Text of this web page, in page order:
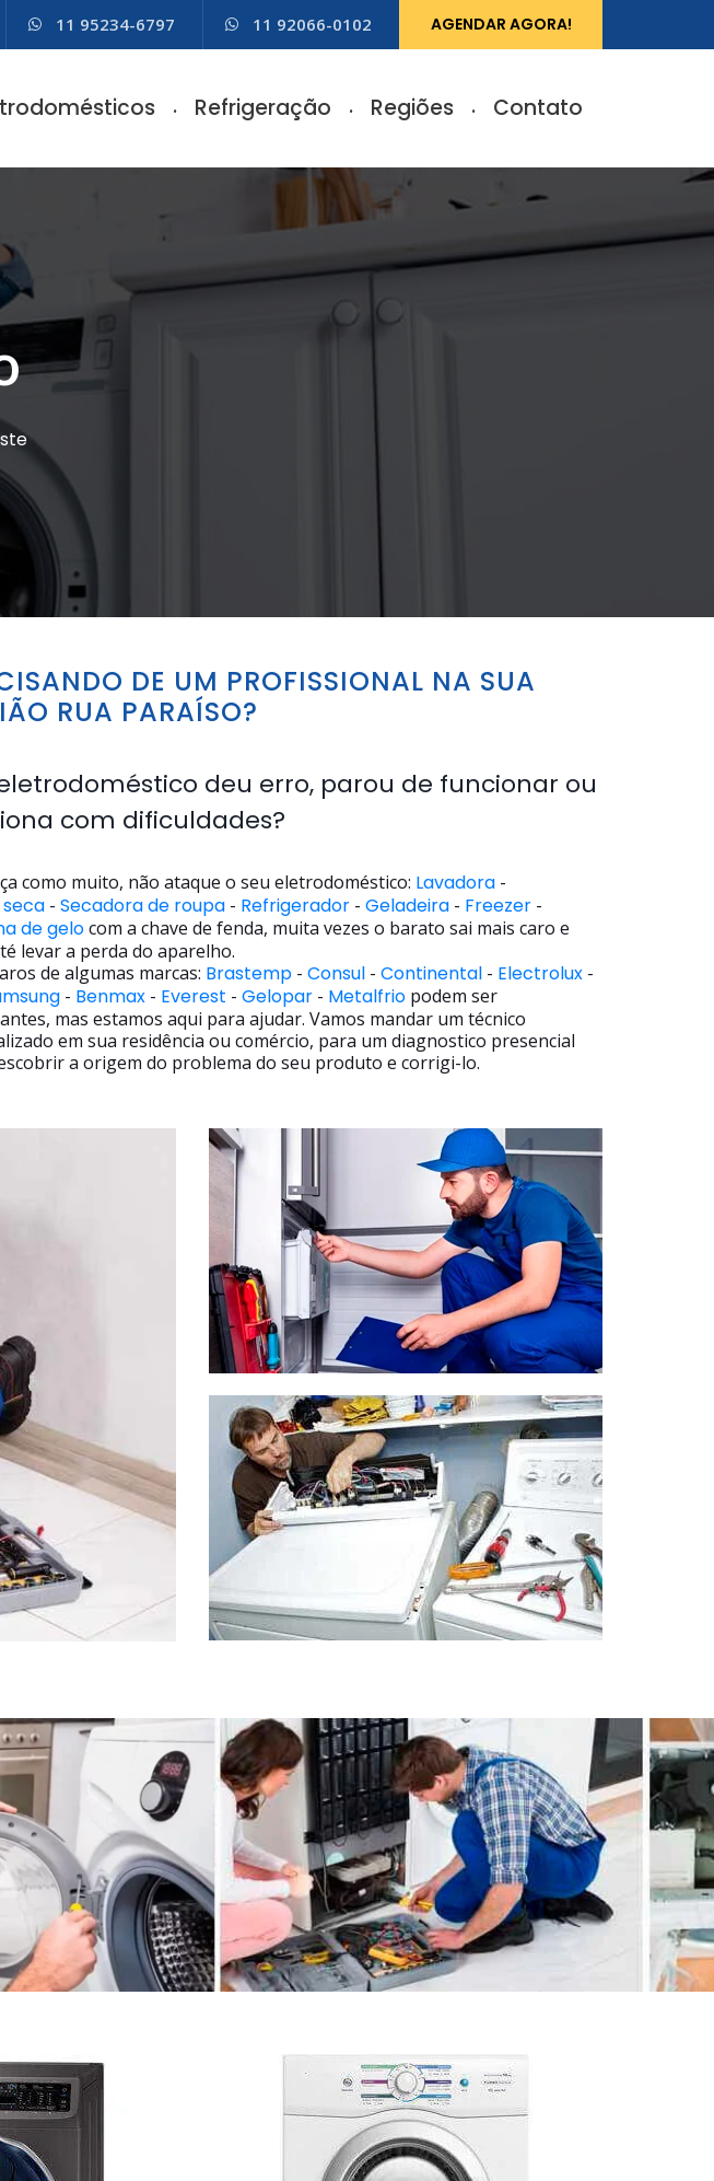
11 95234-6797 11 92066-0102 AGENDAR AGORA!
Refrigeração Regiões Contato
DE UM PROFISSIONAL NA SUA
RUA PARAÍSO?
deu erro, parou de funcionar ou
com dificuldades?
como muito, não ataque o seu eletrodoméstico: Lavadora-
seca- Secadora de roupa- Refrigerador- Geladeira- Freezer-
de gelocom a chave de fenda, muita vezes o barato sai mais caro e
levar a perda do aparelho.
de algumas marcas: Brastemp- Consul- Continental- Electrolux-
- Benmax- Everest - Gelopar- Metalfriopodem ser
mas estamos aqui para ajudar. Vamos mandar um técnico
em sua residência ou comércio, para um diagnostico presencial
a origem do problema do seu produto e corrigi-lo.